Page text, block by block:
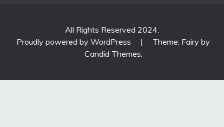
All Rights Reserved 2024.
Proudly powered by WordPress
|
Theme: Fairy by
Candid Themes.